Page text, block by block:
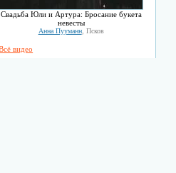
Свадьба Юли и Артура: Бросание букета
невесты
Анна Пууманн, Псков
видео